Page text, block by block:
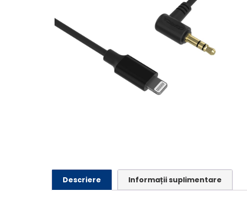
Descriere Informații suplimentare